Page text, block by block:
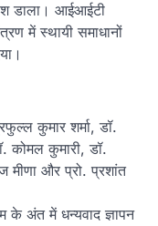
डाला। आईआईटी
में स्थायी समाधानों
कुमार शर्मा, डॉ.
कोमल कुमारी, डॉ.
और प्रो. प्रशांत
के अंत में धन्यवाद ज्ञापन